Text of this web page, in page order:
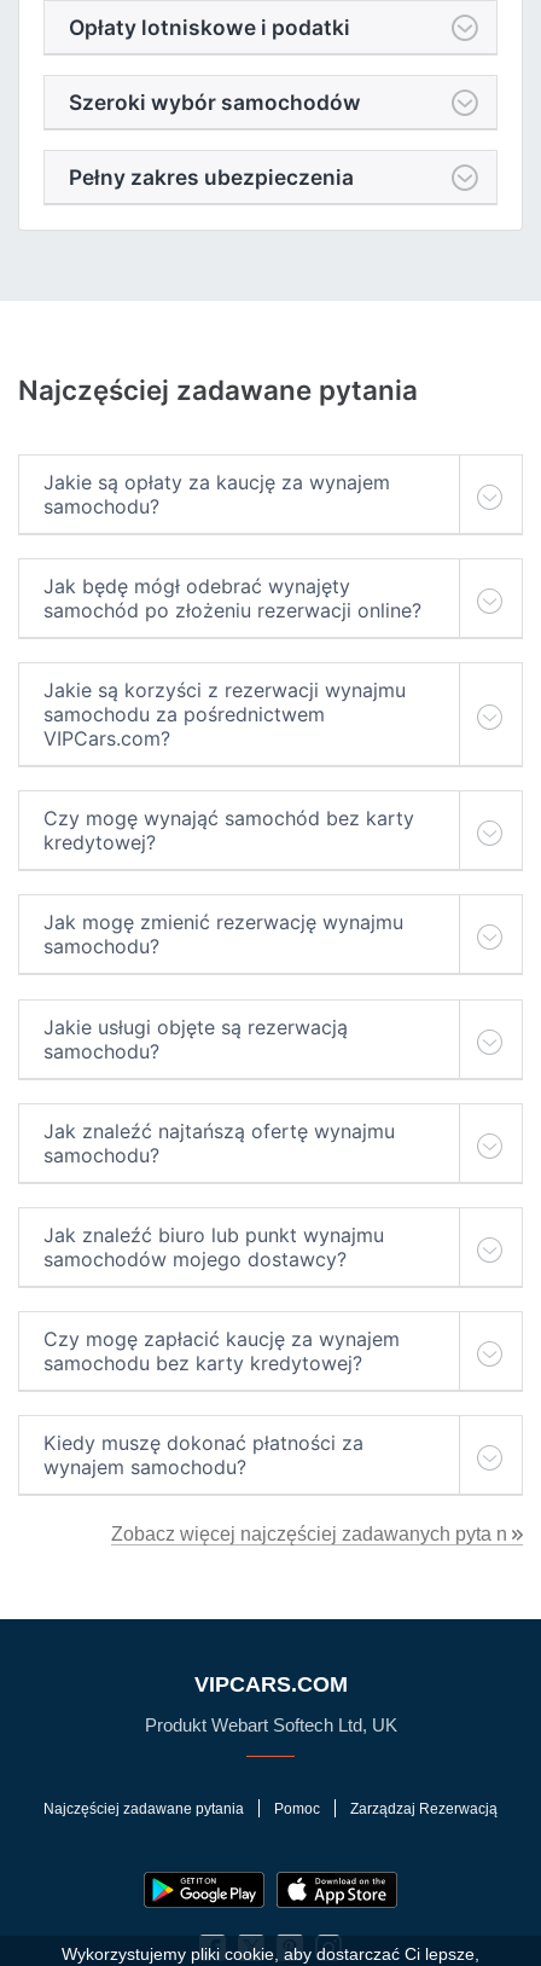
Opłaty lotniskowe i podatki
Szeroki wybór samochodów
Pełny zakres ubezpieczenia
Najczęściej zadawane pytania
Jakie są opłaty za kaucję za wynajem
samochodu?
Jak będę mógł odebrać wynajęty
samochód po złożeniu rezerwacji online?
Jakie są korzyści z rezerwacji wynajmu
samochodu za pośrednictwem
VIPCars.com?
Czy mogę wynająć samochód bez karty
kredytowej?
Jak mogę zmienić rezerwację wynajmu
samochodu?
Jakie usługi objęte są rezerwacją
samochodu?
Jak znaleźć najtańszą ofertę wynajmu
samochodu?
Jak znaleźć biuro lub punkt wynajmu
samochodów mojego dostawcy?
Czy mogę zapłacić kaucję za wynajem
samochodu bez karty kredytowej?
Kiedy muszę dokonać płatności za
wynajem samochodu?
Zobacz więcej najczęściej zadawanych pyta n
VIPCARS.COM
Produkt Webart Softech Ltd, UK
Najczęściej zadawane pytania Pomoc Zarządzaj Rezerwacją
Wykorzystujemy pliki cookie, aby dostarczać Ci lepsze,